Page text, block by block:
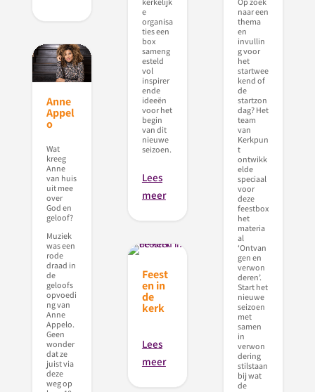
e
organisa
ties een
box
sameng
esteld
vol
inspirer
ende
ideeën
voor het
begin
van dit
nieuwe
seizoen.
Lees
meer
naar een
thema
en
invullin
g voor
het
startwee
kend of
de
startzon
dag? Het
team
van
Kerkpun
t
ontwikk
elde
speciaal
voor
deze
feestbox
het
materia
al
‘Ontvan
gen en
verwon
deren’.
Start het
nieuwe
seizoen
met
samen
in
verwon
dering
stilstaan
bij wat
de
Anne
Appel
o
Wat
kreeg
Anne
van huis
uit mee
over
God en
geloof?
Muziek
was een
rode
draad in
de
geloofs
opvoedi
ng van
Anne
Appelo.
Geen
wonder
dat ze
juist via
deze
weg op
Feest
en in
de
kerk
Lees
meer